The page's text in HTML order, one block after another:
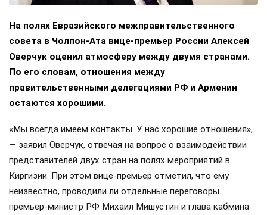
На полях Евразийского межправительственного
совета в Чолпон-Ата вице-премьер России Алексей
Оверчук оценил атмосферу между двумя странами.
По его словам, отношения между
правительственными делегациями РФ и Армении
остаются хорошими.
«Мы всегда имеем контакты. У нас хорошие отношения»,
— заявил Оверчук, отвечая на вопрос о взаимодействии
представителей двух стран на полях мероприятий в
Киргизии. При этом вице-премьер отметил, что ему
неизвестно, проводили ли отдельные переговоры
премьер-министр РФ Михаил Мишустин и глава кабмина